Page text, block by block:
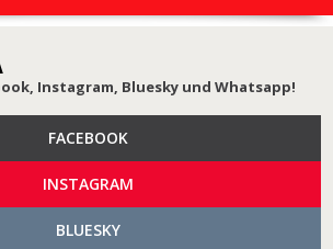
Instagram, Bluesky und Whatsapp!
FACEBOOK
INSTAGRAM
BLUESKY